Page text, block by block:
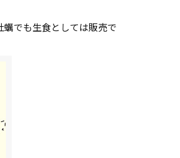
でも生食としては販売で